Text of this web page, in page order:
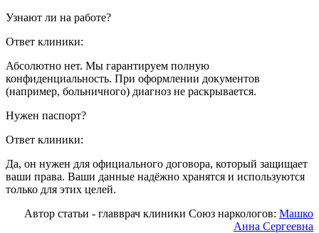
Узнают ли на работе?
Ответ клиники:
Абсолютно нет. Мы гарантируем полную
конфиденциальность. При оформлении документов
(например, больничного) диагноз не раскрывается.
Нужен паспорт?
Ответ клиники:
Да, он нужен для официального договора, который защищает
ваши права. Ваши данные надёжно хранятся и используются
только для этих целей.
Автор статьи - главврач клиники Союз наркологов: Машко
Анна Сергеевна